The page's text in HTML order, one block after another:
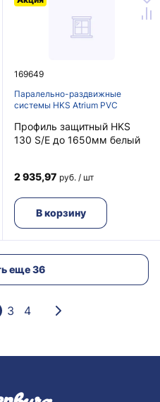
169649
Паралельно-раздвижные
системы HKS Atrium PVC
Профиль защитный HKS
130 S/E до 1650мм белый
2 935,97 руб. / шт
В корзину
еще 36
3 4